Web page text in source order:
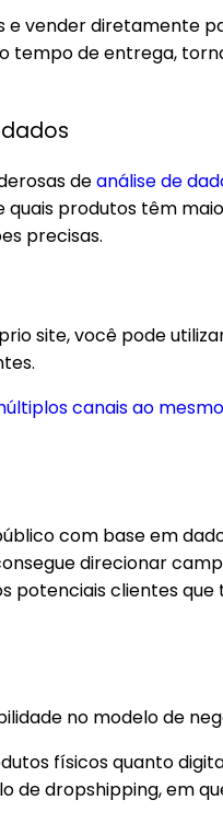
vender diretamente
tempo de entrega,
deanálise de
produtos têm
precisas.
site, você pode
canais ao
com base em
direcionar
potenciais clientes
no modelo de
físicos quanto
dropshipping, em